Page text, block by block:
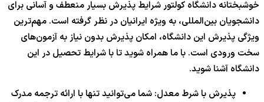
خوشبختانه دانشگاه کولتور شرایط پذیرش بسیار منعطف و آسانی برای
دانشجویان بین‌المللی، به ویژه ایرانیان در نظر گرفته است. مهم‌ترین
ویژگی پذیرش این دانشگاه، امکان پذیرش بدون نیاز به آزمون‌های
سخت ورودی است. با ما همراه شوید تا با شرایط تحصیل در این
دانشگاه آشنا شوید.
پذیرش با شرط معدل: شما می‌توانید تنها با ارائه ترجمه مدرک